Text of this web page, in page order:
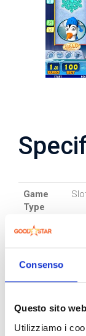
Consenso
Questo sito
Utilizziamo i
Game
Type
Lines
Game
1 €